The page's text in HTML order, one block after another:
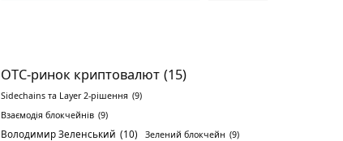
OTC-ринок криптовалют (15)
Sidechains та Layer 2-рішення (9)
Взаємодія блокчейнів (9)
Володимир Зеленський (10) Зелений блокчейн (9)